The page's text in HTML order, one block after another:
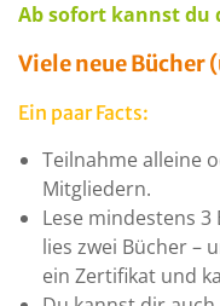
Ab sofort kannst du
Viele neue
Ein paar Facts:
Teilnahme alleine
Mitgliedern.
Lese mindestens
lies zwei Bücher –
ein Zertifikat und